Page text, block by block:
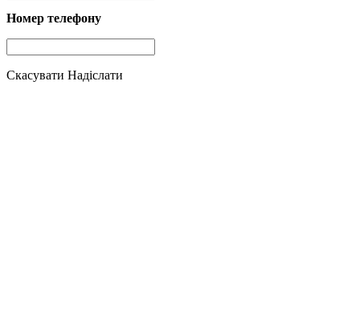
Номер телефону
Скасувати Надіслати